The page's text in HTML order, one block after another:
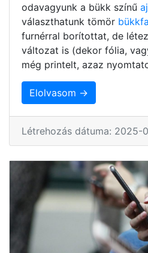
odavagyunk a bükk színű
választhatunk tömör
furnérral borítottat, de
változat is (dekor fólia,
még printelt, azaz
Elolvasom →
Létrehozás dátuma: 2025-